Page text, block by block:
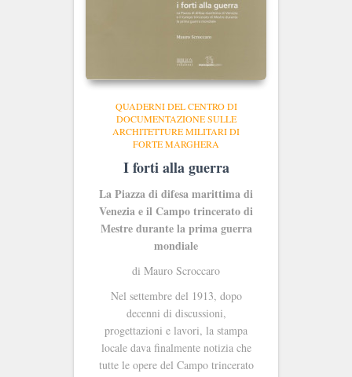
QUADERNI DEL CENTRO DI
DOCUMENTAZIONE SULLE
ARCHITETTURE MILITARI DI
FORTE MARGHERA
I forti alla guerra
La Piazza di difesa marittima di
Venezia e il Campo trincerato di
Mestre durante la prima guerra
mondiale
di Mauro Scroccaro
Nel settembre del 1913, dopo
decenni di discussioni,
progettazioni e lavori, la stampa
locale dava finalmente notizia che
tutte le opere del Campo trincerato